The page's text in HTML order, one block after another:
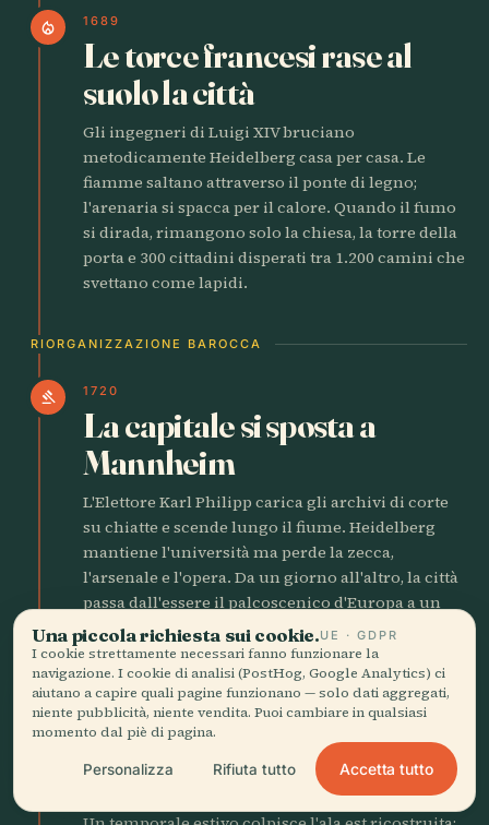
local_fire_department 1689
Le torce francesi rase al
suolo la città
Gli ingegneri di Luigi XIV bruciano
metodicamente Heidelberg casa per casa. Le
fiamme saltano attraverso il ponte di legno;
l'arenaria si spacca per il calore. Quando il fumo
si dirada, rimangono solo la chiesa, la torre della
porta e 300 cittadini disperati tra 1.200 camini che
svettano come lapidi.
RIORGANIZZAZIONE BAROCCA
gavel 1720
La capitale si sposta a
Mannheim
L'Elettore Karl Philipp carica gli archivi di corte
su chiatte e scende lungo il fiume. Heidelberg
mantiene l'università ma perde la zecca,
l'arsenale e l'opera. Da un giorno all'altro, la città
passa dall'essere il palcoscenico d'Europa a un
tranquillo professore di provincia con le
cicatrici.
local_fire_department 1764
Il fulmine colpisce il
castello due volte
Una piccola richiesta sui cookie.UE · GDPR
I cookie strettamente necessari fanno funzionare la
navigazione. I cookie di analisi (PostHog, Google Analytics) ci
aiutano a capire quali pagine funzionano — solo dati aggregati,
niente pubblicità, niente vendita. Puoi cambiare in qualsiasi
momento dal piè di pagina.
Personalizza Rifiuta tutto Accetta tutto